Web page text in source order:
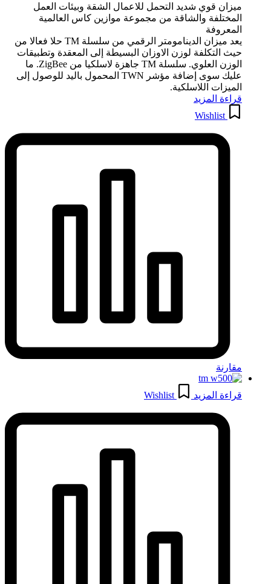
ميزان قوي شديد التحمل للاعمال الشقة وبيئات العمل
المختلفة والشاقة من مجموعة موازين كاس العالمية
المعروفة
يعد ميزان الدينامومتر الرقمي من سلسلة TM حلا فعالا من
حيث التكلفة لوزن الاوزان البسيطة إلى المعقدة وتطبيقات
الوزن العلوي. سلسلة TM جاهزة لاسلكيا من ZigBee. ما
عليك سوى إضافة مؤشر TWN المحمول باليد للوصول إلى
الميزات اللاسلكية.
قراءة المزيد
Wishlist
مقارنة
قراءة المزيد Wishlist